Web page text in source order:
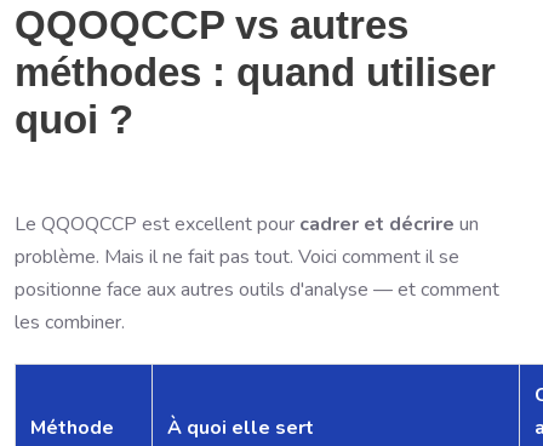
QQOQCCP vs autres
méthodes : quand utiliser
quoi ?
Le QQOQCCP est excellent pour cadrer et décrire un
problème. Mais il ne fait pas tout. Voici comment il se
positionne face aux autres outils d'analyse — et comment
les combiner.
Méthode À quoi elle sert